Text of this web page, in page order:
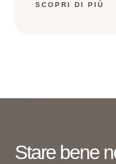
SCOPRI DI PIÙ
Stare bene